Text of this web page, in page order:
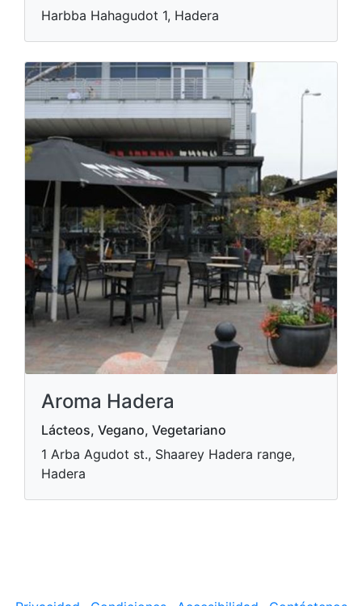
Harbba Hahagudot 1, Hadera
Aroma Hadera
Lácteos, Vegano, Vegetariano
1 Arba Agudot st., Shaarey Hadera range,
Hadera